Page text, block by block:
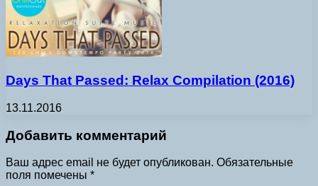
Days That Passed: Relax Compilation (2016)
13.11.2016
Добавить комментарий
Ваш адрес email не будет опубликован. Обязательные
поля помечены *